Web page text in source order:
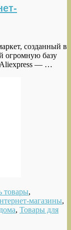
созданный в
огромную базу
Aliexpress — …
товары,
магазины,
, Товары для